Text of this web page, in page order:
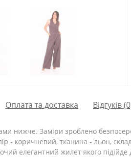
Оплата та доставка Відгуків
нижче. Заміри зроблено
- коричневий, тканина - льон,
елегантний жилет якого